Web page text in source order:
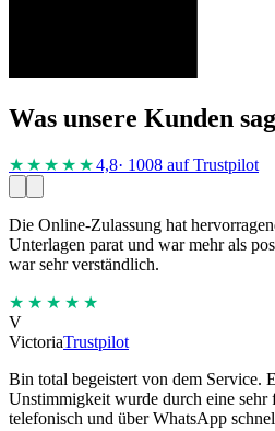
Was unsere Kunden
★★★★ ★4,8· 1008 auf Trustpilot
Die Online-Zulassung hat
Unterlagen parat und war mehr als
war sehr verständlich.
★★★★★
V
VictoriaTrustpilot
Bin total begeistert von dem Service.
Unstimmigkeit wurde durch eine
telefonisch und über WhatsApp